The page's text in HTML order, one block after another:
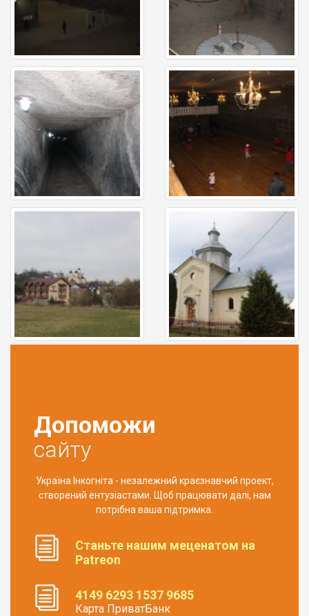
Допоможи
сайту
Україна Інкогніта - незалежний краєзнавчий проект,
створений ентузіастами. Щоб працювати далі, нам
потрібна ваша підтримка.
Станьте нашим меценатом на
Patreon
4149 6293 1537 9685
Карта ПриватБанк